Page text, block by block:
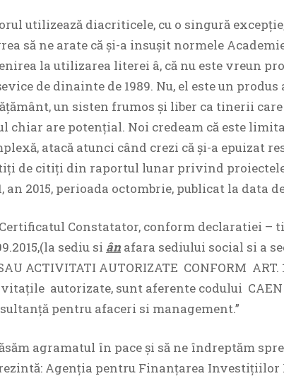
utilizează diacriticele, cu o singură
să ne arate că și-a insușit normele
la utilizarea literei â, că nu este vreun
de dinainte de 1989. Nu, el este un
un sisten frumos și liber ca tinerii
chiar are potențial. Noi credeam că este
atacă atunci când crezi că și-a epuizat
de citiți din raportul lunar privind
an 2015, perioada octombrie, publicat la data
Constatator, conform declaratiei –
sediu si ân afara sediului social si a
ACTIVITATI AUTORIZATE CONFORM ART.
autorizate, sunt aferente codului
pentru afaceri si management.”
agramatul în pace și să ne îndreptăm
Agenția pentru Finanțarea Investițiilor